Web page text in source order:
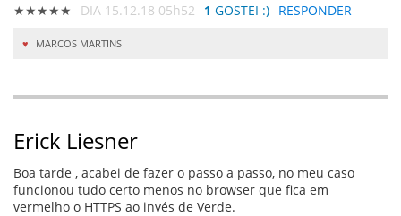
★★★★★ DIA 15.12.18 05h52 1 GOSTEI :) RESPONDER
MARCOS MARTINS
Erick Liesner
Boa tarde , acabei de fazer o passo a passo, no meu caso
funcionou tudo certo menos no browser que fica em
vermelho o HTTPS ao invés de Verde.